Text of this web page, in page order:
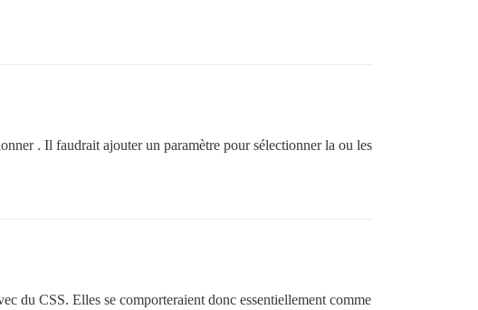
. Il faudrait ajouter un paramètre pour sélectionner la ou les
du CSS. Elles se comporteraient donc essentiellement comme